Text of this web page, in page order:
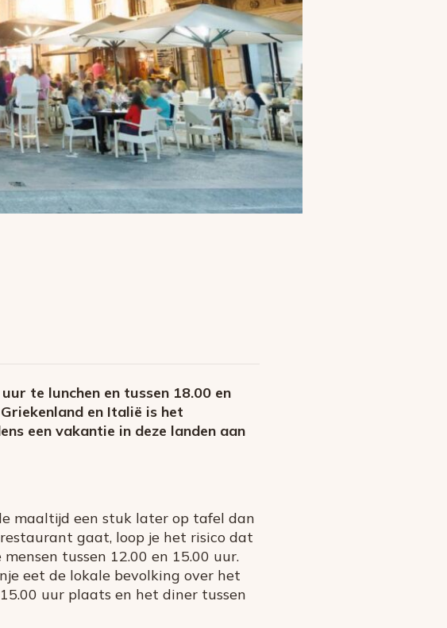
te lunchen en tussen 18.00 en
en Italië is het
een vakantie in deze landen aan
maaltijd een stuk later op tafel dan
gaat, loop je het risico dat
tussen 12.00 en 15.00 uur.
eet de lokale bevolking over het
uur plaats en het diner tussen